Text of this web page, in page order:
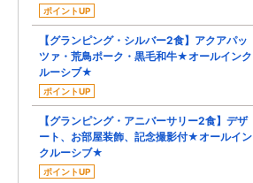
ポイントUP
【グランピング・シルバー2食】アクアパッ
ツァ・荒鳥ポーク・黒毛和牛★オールインク
ルーシブ★
ポイントUP
【グランピング・アニバーサリー2食】デザ
ート、お部屋装飾、記念撮影付★オールイン
クルーシブ★
ポイントUP